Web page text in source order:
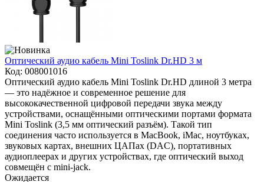
Оптический аудио кабель Mini Toslink Dr.HD 3 м
Код: 008001016
Оптический аудио кабель Mini Toslink Dr.HD длиной 3 метра
— это надёжное и современное решение для
высококачественной цифровой передачи звука между
устройствами, оснащёнными оптическими портами формата
Mini Toslink (3,5 мм оптический разъём). Такой тип
соединения часто используется в MacBook, iMac, ноутбуках,
звуковых картах, внешних ЦАПах (DAC), портативных
аудиоплеерах и других устройствах, где оптический выход
совмещён с mini-jack.
Ожидается